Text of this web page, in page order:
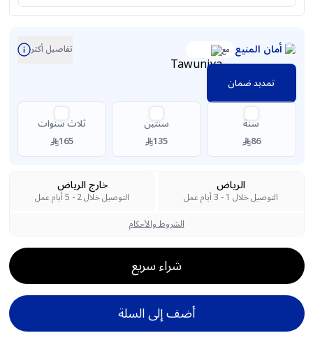
أمان المنيع مع تفاصيل أكثر
تمديد ضمان
سنة
86
سنتين
135
ثلاث سنوات
165
الرياض
التوصيل خلال 1 - 3 أيام عمل
خارج الرياض
التوصيل خلال 2 - 5 أيام عمل
الشروط والأحكام
شراء سريع
أضف إلى السلة